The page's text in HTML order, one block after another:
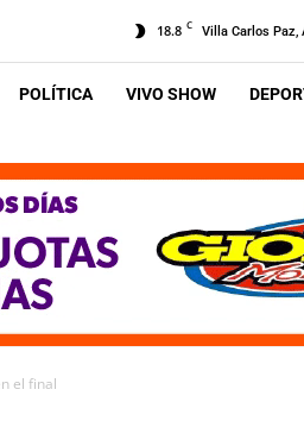
18.8 C Villa Carlos Paz,
POLÍTICA VIVO SHOW
el final